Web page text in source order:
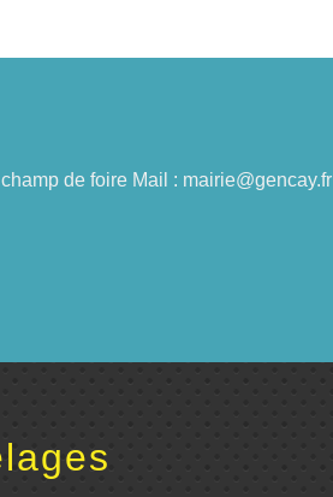
de foire Mail : mairie@gencay.fr